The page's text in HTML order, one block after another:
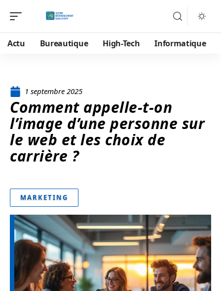
Actu Bureautique High-Tech Informatique
1 septembre 2025
Comment appelle-t-on
l’image d’une personne sur
le web et les choix de
carrière ?
MARKETING